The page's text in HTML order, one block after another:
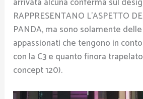
RAPPRESENTANO L’ASPETTO
PANDA, ma sono solamente
appassionati che tengono in
con la C3 e quanto finora
concept 120).